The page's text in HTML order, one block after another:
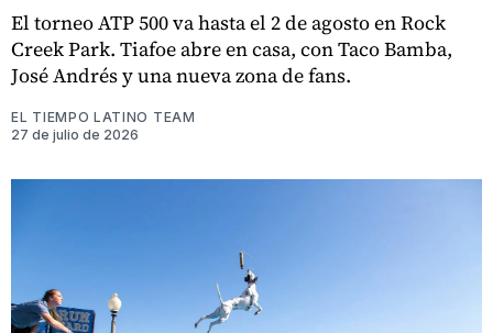
El torneo ATP 500 va hasta el 2 de agosto en Rock
Creek Park. Tiafoe abre en casa, con Taco Bamba,
José Andrés y una nueva zona de fans.
EL TIEMPO LATINO TEAM
27 de julio de 2026